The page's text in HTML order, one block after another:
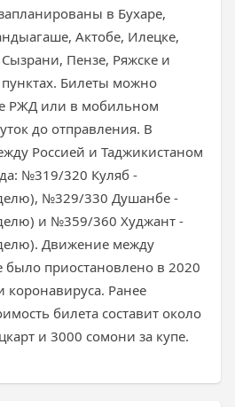
в Бухаре,
Актобе, Илецке,
Пензе, Ряжске и
Билеты можно
РЖД или в мобильном
до отправления. В
Россией и Таджикистаном
№319/320 Куляб -
№329/330 Душанбе -
и №359/360 Худжант -
Движение между
приостановлено в 2020
коронавируса. Ранее
билета составит около
и 3000 сомони за купе.